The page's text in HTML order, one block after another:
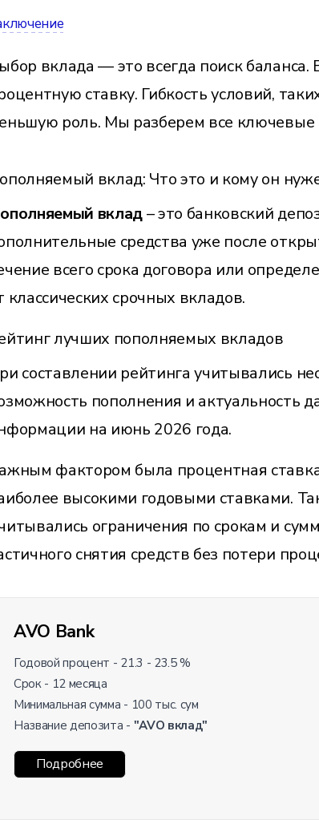
вклада — это всегда поиск
ставку. Гибкость условий,
роль. Мы разберем все ключевые
вклад: Что это и кому он
вклад– это банковский
средства уже после
всего срока договора или
классических срочных вкладов.
лучших пополняемых вкладов
составлении рейтинга учитывались
пополнения и актуальность
на июнь 2026 года.
фактором была процентная
высокими годовыми ставками.
ограничения по срокам и
снятия средств без потери
AVO Bank
Годовой процент - 21.3 - 23.5 %
Срок - 12 месяца
Минимальная сумма - 100 тыс. сум
Название депозита - "AVO вклад"
Подробнее